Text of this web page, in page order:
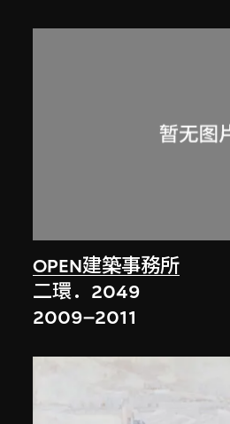
OPEN建築事務所
二環．2049
2009–2011